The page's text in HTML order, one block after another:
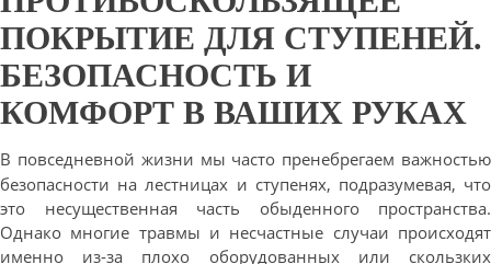
ПОКРЫТИЕ ДЛЯ СТУПЕНЕЙ.
БЕЗОПАСНОСТЬ И
КОМФОРТ В ВАШИХ РУКАХ
В повседневной жизни мы часто пренебрегаем важностью
безопасности на лестницах и ступенях, подразумевая, что
это несущественная часть обыденного пространства.
Однако многие травмы и несчастные случаи происходят
именно из-за плохо оборудованных или скользких